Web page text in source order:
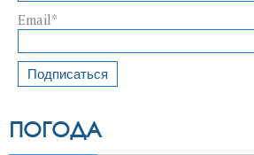
Email*
ПОГОДА